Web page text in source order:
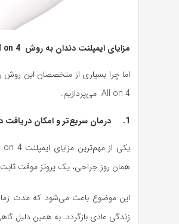
مزایای ایمپلنت دندان به روش all on 4
اما چرا بسیاری از متخصصان این روش
All on 4 می‌پردازیم.
1. درمان سریع‌تر و امکان دریافت دندان در یک روز
همان روز جراحی، یک پروتز موقت
این موضوع باعث می‌شود که مدت
زندگی عادی بازگردد. به همین دلیل